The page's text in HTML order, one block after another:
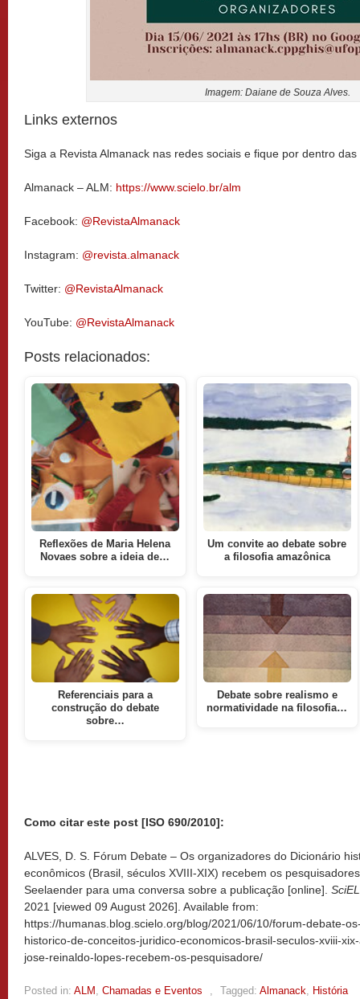
Imagem: Daiane de Souza Alves.
Links externos
Siga a Revista Almanack nas redes sociais e fique por dentro
Almanack – ALM: https://www.scielo.br/alm
Facebook: @RevistaAlmanack
Instagram: @revista.almanack
Twitter: @RevistaAlmanack
YouTube: @RevistaAlmanack
Posts relacionados:
Reflexões de Maria Helena
Novaes sobre a ideia de…
Referenciais para a
construção do debate
sobre…
Um convite ao debate sobre
a filosofia amazônica
Debate sobre realismo e
normatividade na filosofia…
Como citar este post [ISO 690/2010]:
ALVES, D. S. Fórum Debate – Os organizadores do Dicionário
econômicos (Brasil, séculos XVIII-XIX) recebem os
Seelaender para uma conversa sobre a publicação [online].
2021 [viewed 09 August 2026]. Available from:
https://humanas.blog.scielo.org/blog/2021/06/10/forum-debate-
historico-de-conceitos-juridico-economicos-brasil-seculos-xviii-
jose-reinaldo-lopes-recebem-os-pesquisadore/
Posted in: ALM , Chamadas e Eventos , Tagged: Almanack, História